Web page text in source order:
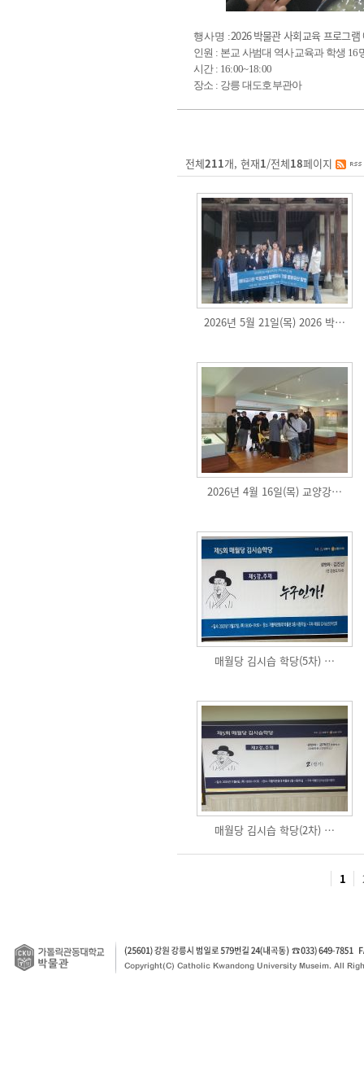
행사명 :2026박물관 사회교육 프로그
인원 : 본교 사범대 역사교육과 학생 16
시간 : 16:00~18:00
장소 : 강릉 대도호부관아
전체211개, 현재1/전체18페이지
2026년 5월 21일(목) 2026 박…
2026년 4월 16일(목) 교양강…
매월당 김시습 학당(5차) …
매월당 김시습 학당(2차) …
1